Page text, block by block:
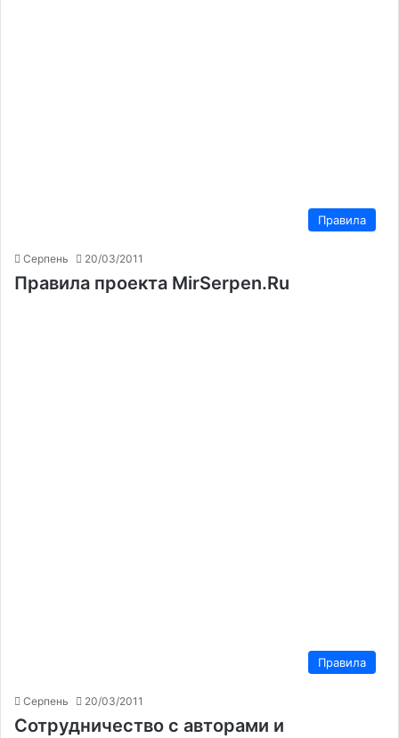
Правила
Серпень 20/03/2011
Правила проекта MirSerpen.Ru
Правила
Серпень 20/03/2011
Сотрудничество с авторами и